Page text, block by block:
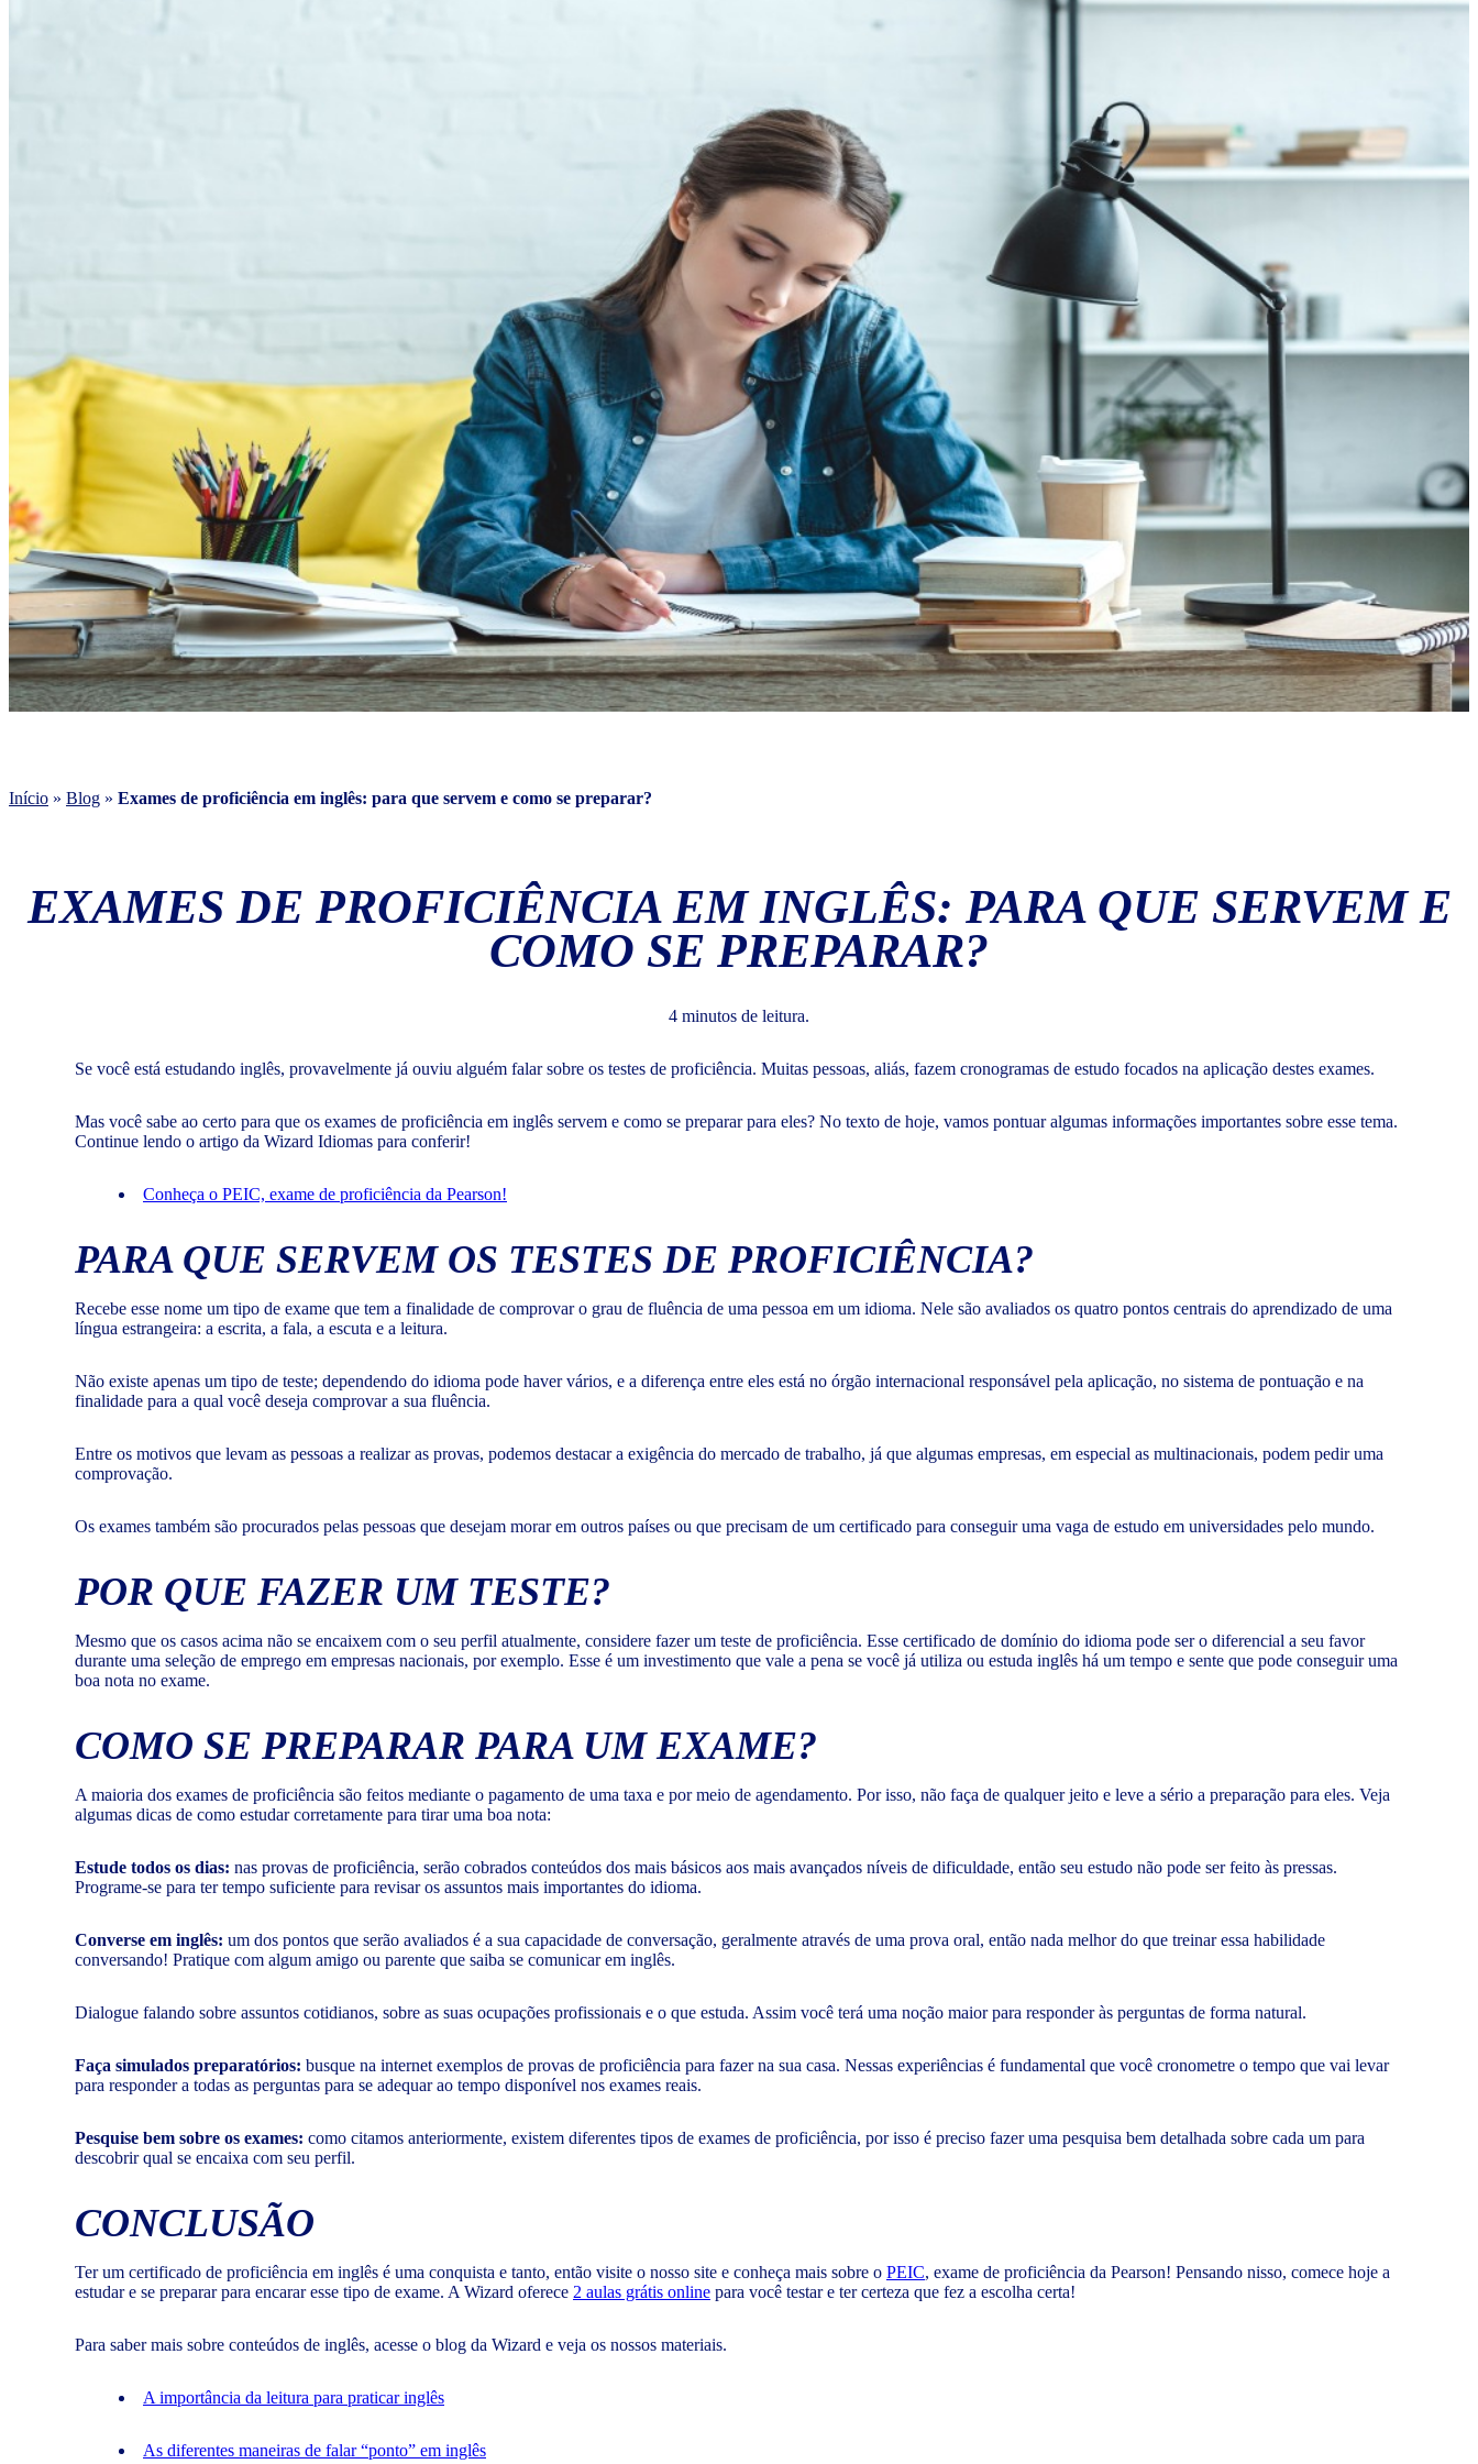
Início » Blog » Exames de proficiência em inglês: para que servem e como se preparar?
EXAMES DE PROFICIÊNCIA EM INGLÊS: PARA QUE SERVEM E
COMO SE PREPARAR?
4 minutos de leitura.
Se você está estudando inglês, provavelmente já ouviu alguém falar sobre os testes de proficiência. Muitas pessoas, aliás, fazem cronogramas de estudo focados na aplicação destes exames.
Mas você sabe ao certo para que os exames de proficiência em inglês servem e como se preparar para eles? No texto de hoje, vamos pontuar algumas informações importantes sobre esse tema.
Continue lendo o artigo da Wizard Idiomas para conferir!
Conheça o PEIC, exame de proficiência da Pearson!
PARA QUE SERVEM OS TESTES DE PROFICIÊNCIA?
Recebe esse nome um tipo de exame que tem a finalidade de comprovar o grau de fluência de uma pessoa em um idioma. Nele são avaliados os quatro pontos centrais do aprendizado de uma
língua estrangeira: a escrita, a fala, a escuta e a leitura.
Não existe apenas um tipo de teste; dependendo do idioma pode haver vários, e a diferença entre eles está no órgão internacional responsável pela aplicação, no sistema de pontuação e na
finalidade para a qual você deseja comprovar a sua fluência.
Entre os motivos que levam as pessoas a realizar as provas, podemos destacar a exigência do mercado de trabalho, já que algumas empresas, em especial as multinacionais, podem pedir uma
comprovação.
Os exames também são procurados pelas pessoas que desejam morar em outros países ou que precisam de um certificado para conseguir uma vaga de estudo em universidades pelo mundo.
POR QUE FAZER UM TESTE?
Mesmo que os casos acima não se encaixem com o seu perfil atualmente, considere fazer um teste de proficiência. Esse certificado de domínio do idioma pode ser o diferencial a seu favor
durante uma seleção de emprego em empresas nacionais, por exemplo. Esse é um investimento que vale a pena se você já utiliza ou estuda inglês há um tempo e sente que pode conseguir uma
boa nota no exame.
COMO SE PREPARAR PARA UM EXAME?
A maioria dos exames de proficiência são feitos mediante o pagamento de uma taxa e por meio de agendamento. Por isso, não faça de qualquer jeito e leve a sério a preparação para eles. Veja
algumas dicas de como estudar corretamente para tirar uma boa nota:
Estude todos os dias: nas provas de proficiência, serão cobrados conteúdos dos mais básicos aos mais avançados níveis de dificuldade, então seu estudo não pode ser feito às pressas.
Programe-se para ter tempo suficiente para revisar os assuntos mais importantes do idioma.
Converse em inglês: um dos pontos que serão avaliados é a sua capacidade de conversação, geralmente através de uma prova oral, então nada melhor do que treinar essa habilidade
conversando! Pratique com algum amigo ou parente que saiba se comunicar em inglês.
Dialogue falando sobre assuntos cotidianos, sobre as suas ocupações profissionais e o que estuda. Assim você terá uma noção maior para responder às perguntas de forma natural.
Faça simulados preparatórios: busque na internet exemplos de provas de proficiência para fazer na sua casa. Nessas experiências é fundamental que você cronometre o tempo que vai levar
para responder a todas as perguntas para se adequar ao tempo disponível nos exames reais.
Pesquise bem sobre os exames: como citamos anteriormente, existem diferentes tipos de exames de proficiência, por isso é preciso fazer uma pesquisa bem detalhada sobre cada um para
descobrir qual se encaixa com seu perfil.
CONCLUSÃO
Ter um certificado de proficiência em inglês é uma conquista e tanto, então visite o nosso site e conheça mais sobre o PEIC, exame de proficiência da Pearson! Pensando nisso, comece hoje a
estudar e se preparar para encarar esse tipo de exame. A Wizard oferece 2 aulas grátis online para você testar e ter certeza que fez a escolha certa!
Para saber mais sobre conteúdos de inglês, acesse o blog da Wizard e veja os nossos materiais.
A importância da leitura para praticar inglês
As diferentes maneiras de falar “ponto” em inglês